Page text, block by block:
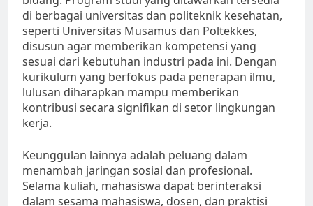
di berbagai universitas dan politeknik kesehatan,
seperti Universitas Musamus dan Poltekkes,
disusun agar memberikan kompetensi yang
sesuai dari kebutuhan industri pada ini. Dengan
kurikulum yang berfokus pada penerapan ilmu,
lulusan diharapkan mampu memberikan
kontribusi secara signifikan di setor lingkungan
kerja.
Keunggulan lainnya adalah peluang dalam
menambah jaringan sosial dan profesional.
Selama kuliah, mahasiswa dapat berinteraksi
dalam sesama mahasiswa, dosen, dan praktisi